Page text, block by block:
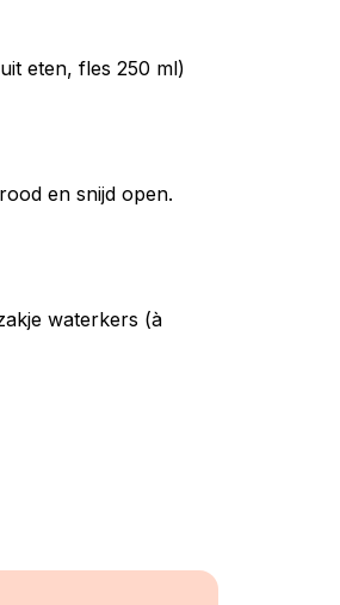
eten, fles 250 ml)
en snijd open.
waterkers (à